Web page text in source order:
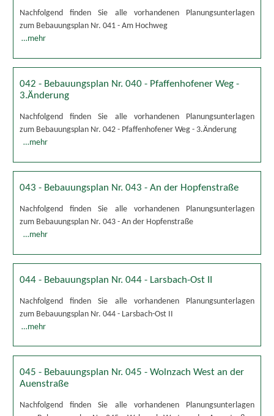
Nachfolgend finden Sie alle vorhandenen Planungsunterlagen
zum Bebauungsplan Nr. 041 - Am Hochweg
…mehr
042 - Bebauungsplan Nr. 040 - Pfaffenhofener Weg -
3.Änderung
Nachfolgend finden Sie alle vorhandenen Planungsunterlagen
zum Bebauungsplan Nr. 042 - Pfaffenhofener Weg - 3.Änderung
…mehr
043 - Bebauungsplan Nr. 043 - An der Hopfenstraße
Nachfolgend finden Sie alle vorhandenen Planungsunterlagen
zum Bebauungsplan Nr. 043 - An der Hopfenstraße
…mehr
044 - Bebauungsplan Nr. 044 - Larsbach-Ost II
Nachfolgend finden Sie alle vorhandenen Planungsunterlagen
zum Bebauungsplan Nr. 044 - Larsbach-Ost II
…mehr
045 - Bebauungsplan Nr. 045 - Wolnzach West an der
Auenstraße
Nachfolgend finden Sie alle vorhandenen Planungsunterlagen